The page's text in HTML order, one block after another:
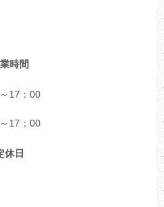
時間
17：00
17：00
休日